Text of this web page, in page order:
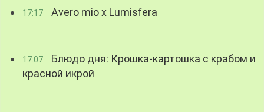
17:17 Avero mio x Lumisfera
17:07
Блюдо дня: Крошка-картошка с крабом и
красной икрой